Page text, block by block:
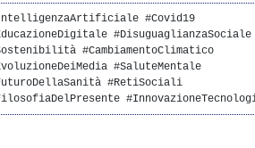
#Covid19
#DisuguaglianzaSociale
#CambiamentoClimatico
#SaluteMentale
#RetiSociali